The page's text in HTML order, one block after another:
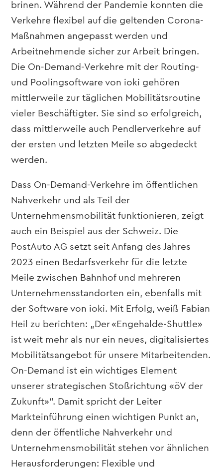
brinen. Während der Pandemie konnten die
Verkehre flexibel auf die geltenden Corona-
Maßnahmen angepasst werden und
Arbeitnehmende sicher zur Arbeit bringen.
Die On-Demand-Verkehre mit der Routing-
und Poolingsoftware von ioki gehören
mittlerweile zur täglichen Mobilitätsroutine
vieler Beschäftigter. Sie sind so erfolgreich,
dass mittlerweile auch Pendlerverkehre auf
der ersten und letzten Meile so abgedeckt
werden.
Dass On-Demand-Verkehre im öffentlichen
Nahverkehr und als Teil der
Unternehmensmobilität funktionieren, zeigt
auch ein Beispiel aus der Schweiz. Die
PostAuto AG setzt seit Anfang des Jahres
2023 einen Bedarfsverkehr für die letzte
Meile zwischen Bahnhof und mehreren
Unternehmensstandorten ein, ebenfalls mit
der Software von ioki. Mit Erfolg, weiß Fabian
Heil zu berichten: „Der «Engehalde-Shuttle»
ist weit mehr als nur ein neues, digitalisiertes
Mobilitätsangebot für unsere Mitarbeitenden.
On-Demand ist ein wichtiges Element
unserer strategischen Stoßrichtung «öV der
Zukunft»“. Damit spricht der Leiter
Markteinführung einen wichtigen Punkt an,
denn der öffentliche Nahverkehr und
Unternehmensmobilität stehen vor ähnlichen
Herausforderungen: Flexible und